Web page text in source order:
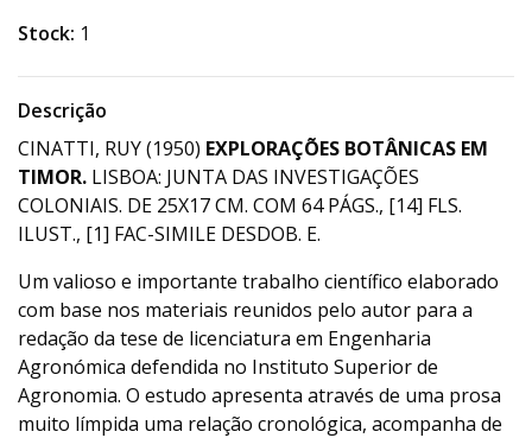
Stock: 1
Descrição
CINATTI, RUY (1950) EXPLORAÇÕES BOTÂNICAS EM
TIMOR. LISBOA: JUNTA DAS INVESTIGAÇÕES
COLONIAIS. DE 25X17 CM. COM 64 PÁGS., [14] FLS.
ILUST., [1] FAC-SIMILE DESDOB. E.
Um valioso e importante trabalho científico elaborado
com base nos materiais reunidos pelo autor para a
redação da tese de licenciatura em Engenharia
Agronómica defendida no Instituto Superior de
Agronomia. O estudo apresenta através de uma prosa
muito límpida uma relação cronológica, acompanha de